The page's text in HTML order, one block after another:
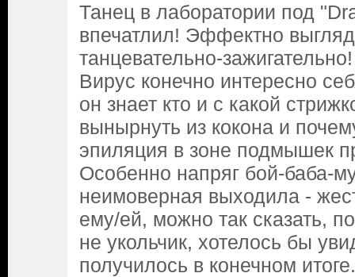
Танец в лаборатории под
впечатлил! Эффектно
танцевательно-зажигательно!
Вирус конечно интересно
он знает кто и с какой
вынырнуть из кокона и
эпиляция в зоне подмышек
Особенно напряг бой-баба-
неимоверная выходила -
ему/ей, можно так сказать,
не укольчик, хотелось бы
получилось в конечном